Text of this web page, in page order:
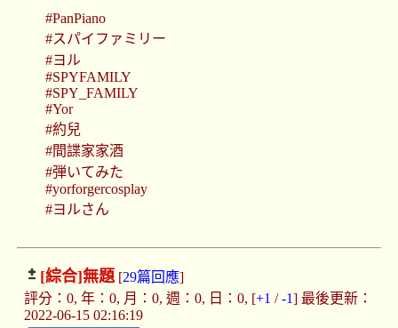
#PanPiano
#スパイファミリー
#ヨル
#SPYFAMILY
#SPY_FAMILY
#Yor
#約兒
#間諜家家酒
#弾いてみた
#yorforgercosplay
#ヨルさん
[綜合]無題[29篇回應]
評分：0, 年：0, 月：0, 週：0, 日：0, [+1 /-1] 最後更新：
2022-06-15 02:16:19